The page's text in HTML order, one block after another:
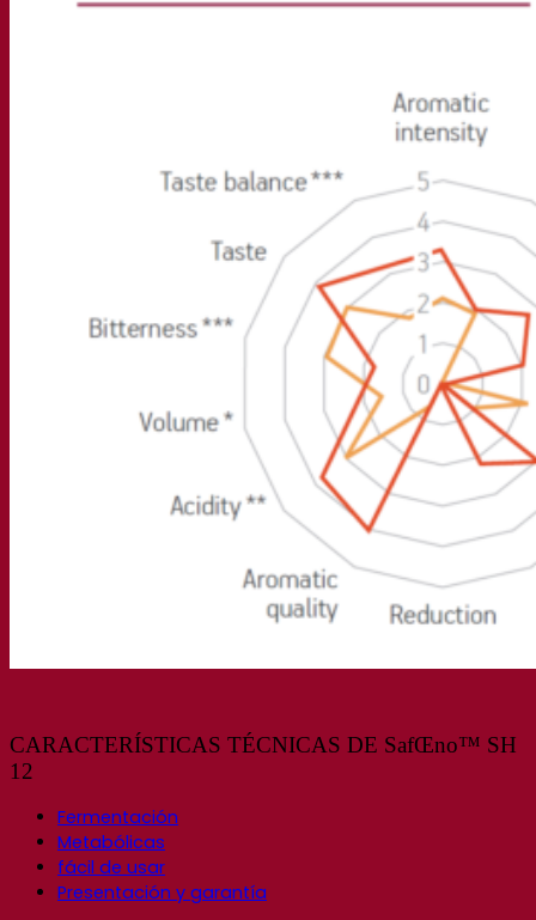
CARACTERÍSTICAS TÉCNICAS DE SafŒno™ SH
12
Fermentación
Metabólicas
fácil de usar
Presentación y garantía